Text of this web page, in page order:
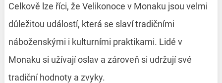
Celkově lze říci, že Velikonoce v Monaku jsou velmi
důležitou událostí, která se slaví tradičními
náboženskými i kulturními praktikami. Lidé v
Monaku si užívají oslav a zároveň si udržují své
tradiční hodnoty a zvyky.